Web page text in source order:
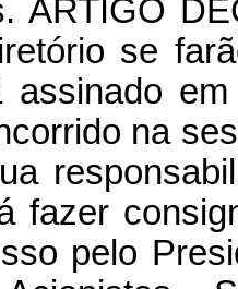
ARTIGO
se
na
fazer
pelo